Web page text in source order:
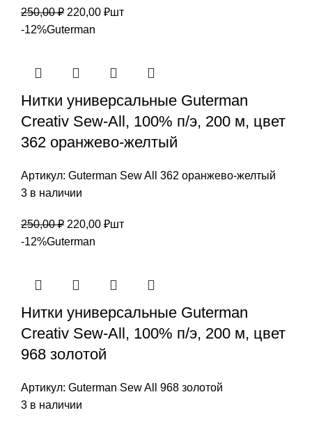
250,00₽ Первоначальная
цена
220,00 ₽Текущая
шт
-12%Guterman
Нитки универсальные Guterman
Creativ Sew-All, 100% п/э, 200 м, цвет
362 оранжево-желтый
Артикул: Guterman Sew All 362 оранжево-желтый
3 в наличии
250,00₽ Первоначальная
цена
220,00 ₽Текущая
шт
-12%Guterman
Нитки универсальные Guterman
Creativ Sew-All, 100% п/э, 200 м, цвет
968 золотой
Артикул: Guterman Sew All 968 золотой
3 в наличии